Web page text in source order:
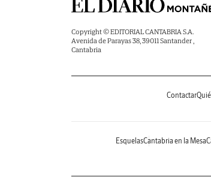
Copyright © EDITORIAL CANTABRIA S.A.
Avenida de Parayas 38, 39011 Santander ,
Cantabria
Contactar
EsquelasCantabria en la Mesa